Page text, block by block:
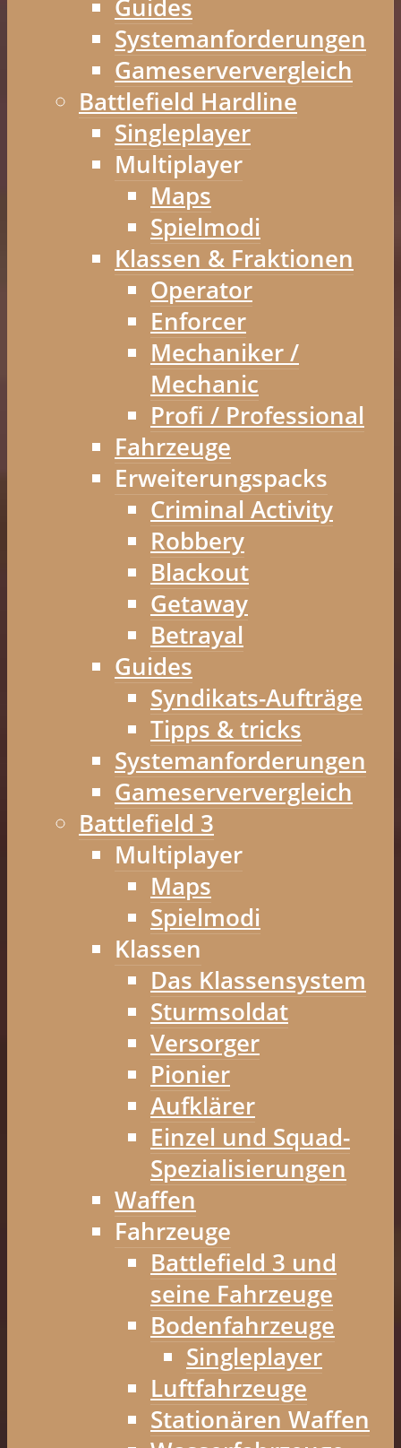
Guides
Systemanforderungen
Gameserververgleich
Battlefield Hardline
Singleplayer
Multiplayer
Maps
Spielmodi
Klassen & Fraktionen
Operator
Enforcer
Mechaniker /
Mechanic
Profi / Professional
Fahrzeuge
Erweiterungspacks
Criminal Activity
Robbery
Blackout
Getaway
Betrayal
Guides
Syndikats-Aufträge
Tipps & tricks
Systemanforderungen
Gameserververgleich
Battlefield 3
Multiplayer
Maps
Spielmodi
Klassen
Das Klassensystem
Sturmsoldat
Versorger
Pionier
Aufklärer
Einzel und Squad-
Spezialisierungen
Waffen
Fahrzeuge
Battlefield 3 und
seine Fahrzeuge
Bodenfahrzeuge
Singleplayer
Luftfahrzeuge
Stationären Waffen